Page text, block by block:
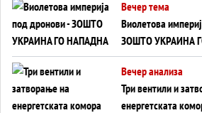
Вечер тема
Виолетова
ЗОШТО УКРАИНА
WILDBERRIES
Вечер анализа
Три вентили и
енергетската